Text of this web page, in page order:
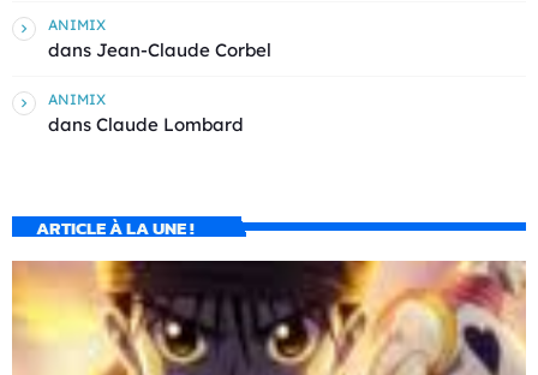
ANIMIX
dans Jean-Claude Corbel
ANIMIX
dans Claude Lombard
ARTICLE À LA UNE !